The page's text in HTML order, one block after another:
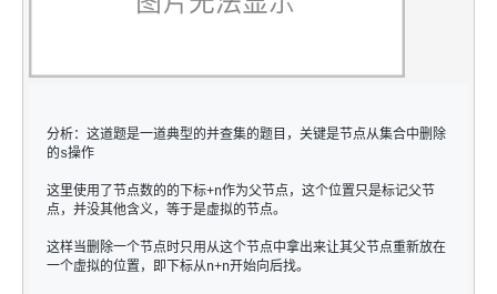
分析：这道题是一道典型的并查集的题目，关键是节点从集合中删除
的s操作
这里使用了节点数的的下标+n作为父节点，这个位置只是标记父节
点，并没其他含义，等于是虚拟的节点。
这样当删除一个节点时只用从这个节点中拿出来让其父节点重新放在
一个虚拟的位置，即下标从n+n开始向后找。